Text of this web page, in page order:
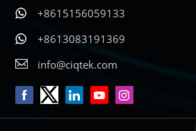
+8615156059133
+8613083191369
info@ciqtek.com